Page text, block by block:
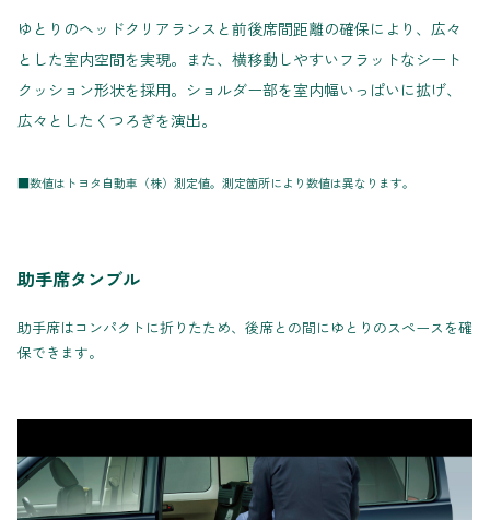
ゆとりのヘッドクリアランスと前後席間距離の確保により、広々
とした室内空間を実現。また、横移動しやすいフラットなシート
クッション形状を採用。ショルダー部を室内幅いっぱいに拡げ、
広々としたくつろぎを演出。
■数値はトヨタ自動車（株）測定値。測定箇所により数値は異なります。
助手席タンブル
助手席はコンパクトに折りたため、後席との間にゆとりのスペースを確
保できます。